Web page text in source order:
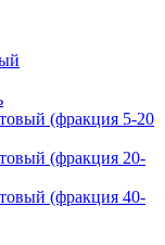
(фракция 5-20
(фракция 20-
(фракция 40-